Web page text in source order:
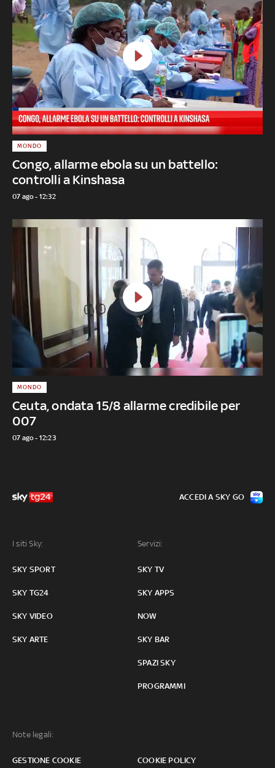
Congo, allarme ebola su un battello:
controlli a Kinshasa
MONDO
07 ago - 12:32
Ceuta, ondata 15/8 allarme credibile per
007
MONDO
07 ago - 12:23
I siti Sky:
SKY SPORT
SKY TG24
SKY VIDEO
SKY ARTE
Servizi:
SKY TV
SKY APPS
NOW
SKY BAR
SPAZI SKY
PROGRAMMI
Note legali:
GESTIONE COOKIE COOKIE POLICY
ACCEDI A SKY GO